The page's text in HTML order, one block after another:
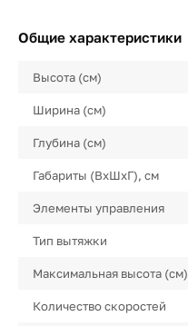
Общие характеристики
Высота (см)
Ширина (см)
Глубина (см)
Габариты (ВхШхГ), см
Элементы управления
Тип вытяжки
Максимальная высота (см)
Количество скоростей